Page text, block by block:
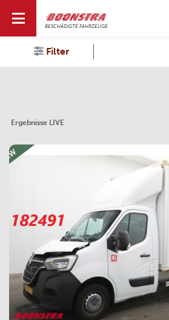
BESCHÄDIGTE FAHRZEUGE
DE
Filter
Ergebnisse LIVE